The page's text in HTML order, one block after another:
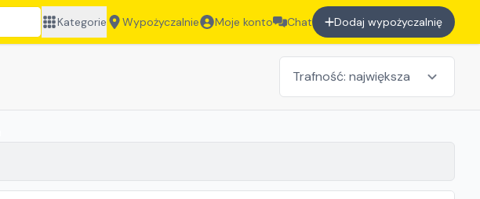
Kategorie Wypożyczalnie Moje konto Chat Dodaj wypożyczalnię